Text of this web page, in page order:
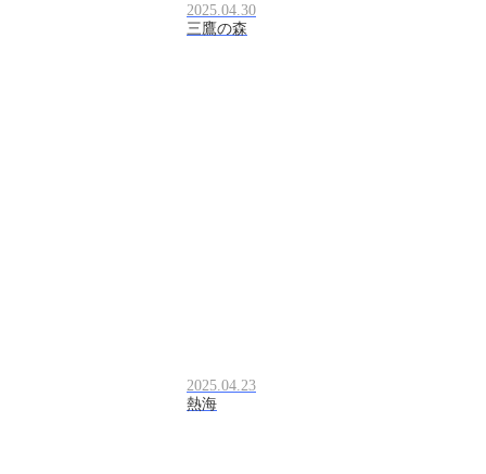
2025.04.30
三鷹の森
2025.04.23
熱海